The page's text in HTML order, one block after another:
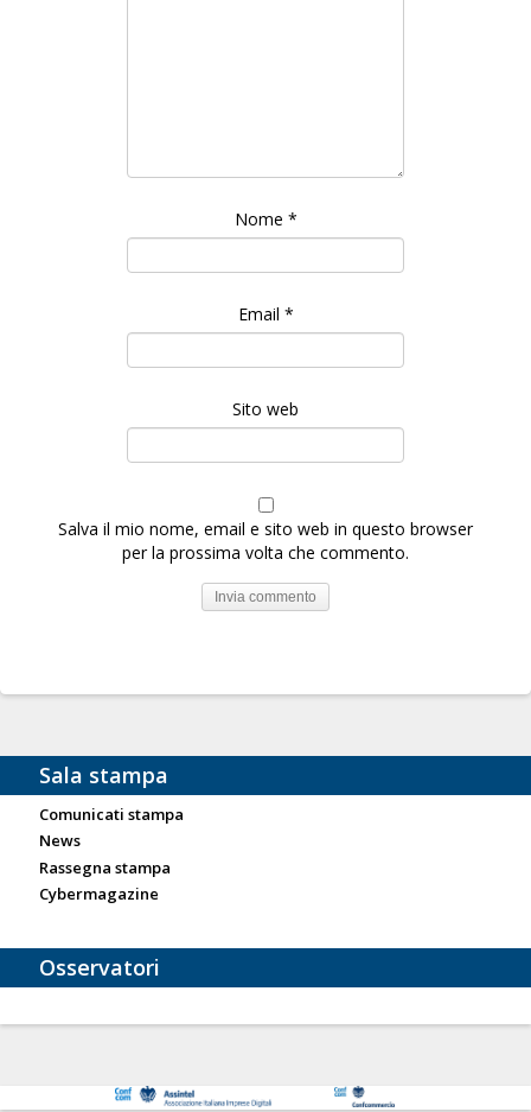
Nome *
Email *
Sito web
Salva il mio nome, email e sito web in questo browser
per la prossima volta che commento.
Sala stampa
Comunicati stampa
News
Rassegna stampa
Cybermagazine
Osservatori